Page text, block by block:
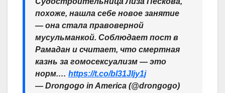
похоже, нашла себе новое занятие
— она стала правоверной
мусульманкой. Соблюдает пост в
Рамадан и считает, что смертная
казнь за гомосексуализм — это
норм.… https://t.co/bl31JIjy1j
— Drongogo in America (@drongogo)